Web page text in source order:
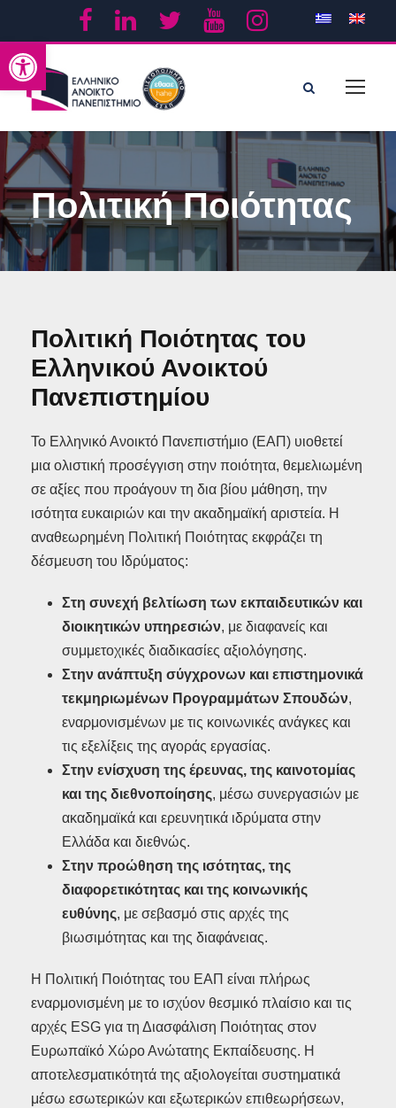
Ανοίξτε τη γραμμή εργαλείων
Πολιτική Ποιότητας
Πολιτική Ποιότητας του
Ελληνικού Ανοικτού
Πανεπιστημίου
Το Ελληνικό Ανοικτό Πανεπιστήμιο (ΕΑΠ) υιοθετεί
μια ολιστική προσέγγιση στην ποιότητα, θεμελιωμένη
σε αξίες που προάγουν τη δια βίου μάθηση, την
ισότητα ευκαιριών και την ακαδημαϊκή αριστεία. Η
αναθεωρημένη Πολιτική Ποιότητας εκφράζει τη
δέσμευση του Ιδρύματος:
Στη συνεχή βελτίωση των εκπαιδευτικών και
διοικητικών υπηρεσιών, με διαφανείς και
συμμετοχικές διαδικασίες αξιολόγησης.
Στην ανάπτυξη σύγχρονων και επιστημονικά
τεκμηριωμένων Προγραμμάτων Σπουδών,
εναρμονισμένων με τις κοινωνικές ανάγκες και
τις εξελίξεις της αγοράς εργασίας.
Στην ενίσχυση της έρευνας, της καινοτομίας
και της διεθνοποίησης, μέσω συνεργασιών με
ακαδημαϊκά και ερευνητικά ιδρύματα στην
Ελλάδα και διεθνώς.
Στην προώθηση της ισότητας, της
διαφορετικότητας και της κοινωνικής
ευθύνης, με σεβασμό στις αρχές της
βιωσιμότητας και της διαφάνειας.
Η Πολιτική Ποιότητας του ΕΑΠ είναι πλήρως
εναρμονισμένη με το ισχύον θεσμικό πλαίσιο και τις
αρχές ESG για τη Διασφάλιση Ποιότητας στον
Ευρωπαϊκό Χώρο Ανώτατης Εκπαίδευσης. Η
αποτελεσματικότητά της αξιολογείται συστηματικά
μέσω εσωτερικών και εξωτερικών επιθεωρήσεων,